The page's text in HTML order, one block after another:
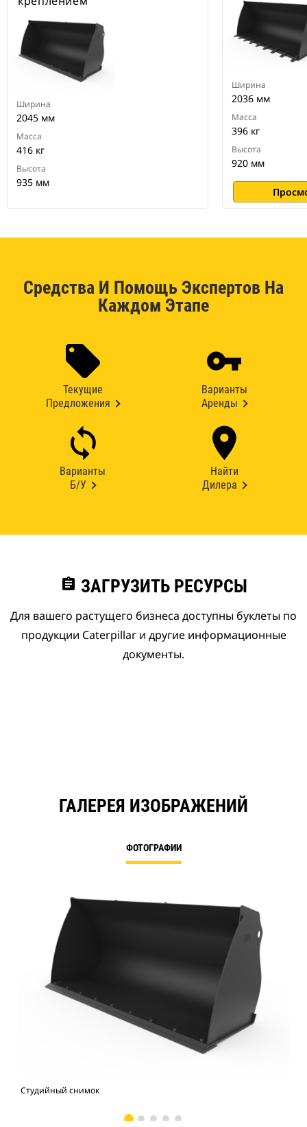
Ширина
2045 мм
Масса
416 кг
Высота
935 мм
Ширина
2036 мм
Масса
396 кг
Высота
920 мм
Средства И Помощь Экспертов На
Каждом Этапе
Текущие
Предложения
Варианты
Аренды
Варианты
Б/У
Найти
Дилера
assignment ЗАГРУЗИТЬ РЕСУРСЫ
Для вашего растущего бизнеса доступны буклеты по
продукции Caterpillar и другие информационные
документы.
ГАЛЕРЕЯ ИЗОБРАЖЕНИЙ
ФОТОГРАФИИ
Студийный снимок